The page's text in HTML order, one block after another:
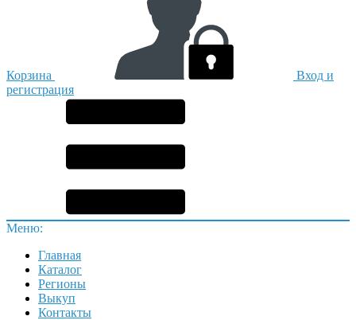
Корзина
Вход и
регистрация
Меню:
Главная
Каталог
Регионы
Выкуп
Контакты